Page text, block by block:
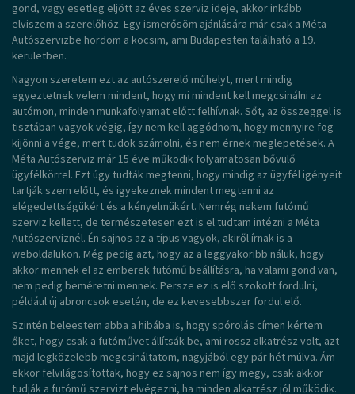
gond, vagy esetleg eljött az éves szerviz ideje, akkor inkább
elviszem a szerelőhöz. Egy ismerősöm ajánlására már csak a Méta
Autószervizbe hordom a kocsim, ami Budapesten található a 19.
kerületben.
Nagyon szeretem ezt az autószerelő műhelyt, mert mindig
egyeztetnek velem mindent, hogy mi mindent kell megcsinálni az
autómon, minden munkafolyamat előtt felhívnak. Sőt, az összeggel is
tisztában vagyok végig, így nem kell aggódnom, hogy mennyire fog
kijönni a vége, mert tudok számolni, és nem érnek meglepetések. A
Méta Autószerviz már 15 éve működik folyamatosan bővülő
ügyfélkörrel. Ezt úgy tudták megtenni, hogy mindig az ügyfél igényeit
tartják szem előtt, és igyekeznek mindent megtenni az
elégedettségükért és a kényelmükért. Nemrég nekem futómű
szerviz kellett, de természetesen ezt is el tudtam intézni a Méta
Autószerviznél. Én sajnos az a típus vagyok, akiről írnak is a
weboldalukon. Még pedig azt, hogy az a leggyakoribb náluk, hogy
akkor mennek el az emberek futómű beállításra, ha valami gond van,
nem pedig beméretni mennek. Persze ez is elő szokott fordulni,
például új abroncsok esetén, de ez kevesebbszer fordul elő.
Szintén beleestem abba a hibába is, hogy spórolás címen kértem
őket, hogy csak a futóművet állítsák be, ami rossz alkatrész volt, azt
majd legközelebb megcsináltatom, nagyjából egy pár hét múlva. Ám
ekkor felvilágosítottak, hogy ez sajnos nem így megy, csak akkor
tudják a futómű szervizt elvégezni, ha minden alkatrész jól működik.